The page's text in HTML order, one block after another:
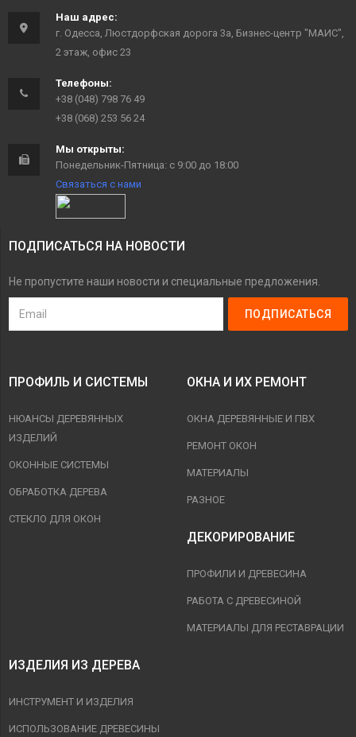
Наш адрес:
г. Одесса, Люстдорфская дорога 3а, Бизнес-центр "МАИС",
2 этаж, офис 23
Телефоны:
+38 (048) 798 76 49
+38 (068) 253 56 24
Мы открыты:
Понедельник-Пятница: с 9:00 до 18:00
Связаться с нами
ПОДПИСАТЬСЯ НА НОВОСТИ
Не пропустите наши новости и специальные предложения.
ПРОФИЛЬ И СИСТЕМЫ
НЮАНСЫ ДЕРЕВЯННЫХ
ИЗДЕЛИЙ
ОКОННЫЕ СИСТЕМЫ
ОБРАБОТКА ДЕРЕВА
СТЕКЛО ДЛЯ ОКОН
ОКНА И ИХ РЕМОНТ
ОКНА ДЕРЕВЯННЫЕ И ПВХ
РЕМОНТ ОКОН
МАТЕРИАЛЫ
РАЗНОЕ
ДЕКОРИРОВАНИЕ
ПРОФИЛИ И ДРЕВЕСИНА
РАБОТА С ДРЕВЕСИНОЙ
МАТЕРИАЛЫ ДЛЯ РЕСТАВРАЦИИ
ИЗДЕЛИЯ ИЗ ДЕРЕВА
ИНСТРУМЕНТ И ИЗДЕЛИЯ
ИСПОЛЬЗОВАНИЕ ДРЕВЕСИНЫ